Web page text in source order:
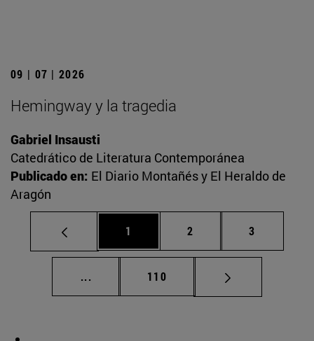
09 | 07 | 2026
Hemingway y la tragedia
Gabriel Insausti
Catedrático de Literatura Contemporánea
Publicado en: El Diario Montañés y El Heraldo de
Aragón
Página
1 Página
2 Página
3
... Páginas intermedias Use TAB para
Página
110